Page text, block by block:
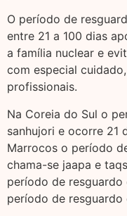
O período de
entre 21 a 100 dias
a família nuclear e
com especial
profissionais.
Na Coreia do Sul o
sanhujori e ocorre 21
Marrocos o período
chama-se jaapa e
período de
período de resguardo